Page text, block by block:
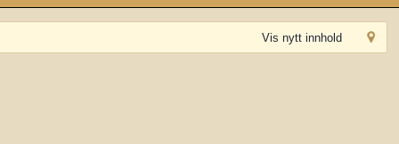
Vis nytt innhold